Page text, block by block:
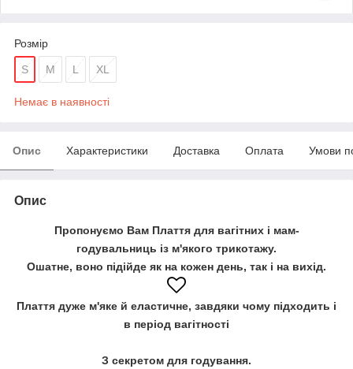
Розмір
S M L XL
Немає в наявності
Опис Характеристики Доставка Оплата Умови
Опис
Пропонуємо Вам Плаття для вагітних і мам-
годувальниць із м'якого трикотажу.
Ошатне, воно підійде як на кожен день, так і на вихід.
Плаття дуже м'яке й еластичне, завдяки чому підходить і
в період вагітності
З секретом для годування.